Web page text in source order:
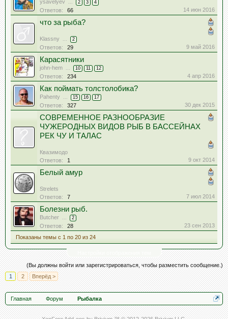
ysavelyev ... 2 3 4
Ответов: 66 14 июн 2016
что за рыба?
Klassny ... 2
Ответов: 29 9 май 2016
Карасятники
john-hem ... 10 11 12
Ответов: 234 4 апр 2016
Как поймать толстолобика?
Pahenty ... 15 16 17
Ответов: 327 30 дек 2015
СОВРЕМЕННОЕ РАЗНООБРАЗИЕ
ЧУЖЕРОДНЫХ ВИДОВ РЫБ В БАССЕЙНАХ
РЕК ЧУ И ТАЛАС
Квазимодо
Ответов:
1 9 окт 2014
Белый амур
Strelets
Ответов:
7 7 июл 2014
Болезни рыб.
Butcher ... 2
Ответов: 28
23 сен 2013
Показаны темы с 1 по 20 из 24
(Вы должны войти или зарегистрироваться, чтобы разместить сообщение.)
1
2 Вперёд >
Главная Форум Рыбалка